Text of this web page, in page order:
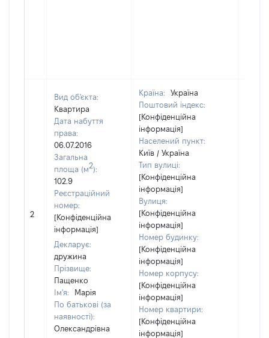
2
Вид об'єкта:
Квартира
Дата набуття
права:
06.07.2016
Загальна
площа (м2):
102.9
Реєстраційний
номер:
[Конфіденційна
інформація]
Декларує:
дружина
Прізвище:
Пащенко
Ім'я:
Марія
По батькові (за
наявності):
Олександрівна
Країна:
Україна
Поштовий індекс:
[Конфіденційна
інформація]
Населений пункт:
Київ / Україна
Тип вулиці:
[Конфіденційна
інформація]
Вулиця:
[Конфіденційна
інформація]
Номер будинку:
[Конфіденційна
інформація]
Номер корпусу:
[Конфіденційна
інформація]
Номер квартири:
[Конфіденційна
інформація]